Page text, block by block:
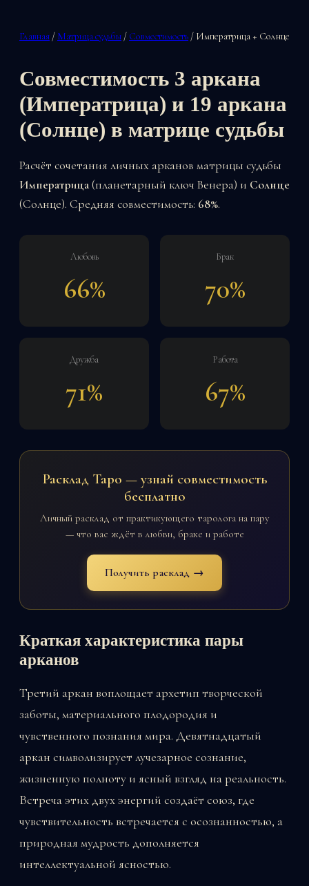
Главная / Матрица судьбы / Совместимость / Императрица + Солнце
Совместимость 3 аркана
(Императрица) и 19 аркана
(Солнце) в матрице судьбы
Расчёт сочетания личных арканов матрицы судьбы
Императрица(планетарный ключ Венера) и Солнце
(Солнце). Средняя совместимость: 68%.
Любовь
66%
Брак
70%
Дружба
71%
Работа
67%
Расклад Таро — узнай совместимость
бесплатно
Личный расклад от практикующего таролога на пару
— что вас ждёт в любви, браке и работе
Получить расклад →
Краткая характеристика пары
арканов
Третий аркан воплощает архетип творческой
заботы, материального плодородия и
чувственного познания мира. Девятнадцатый
аркан символизирует лучезарное сознание,
жизненную полноту и ясный взгляд на реальность.
Встреча этих двух энергий создаёт союз, где
чувствительность встречается с осознанностью, а
природная мудрость дополняется
интеллектуальной ясностью.